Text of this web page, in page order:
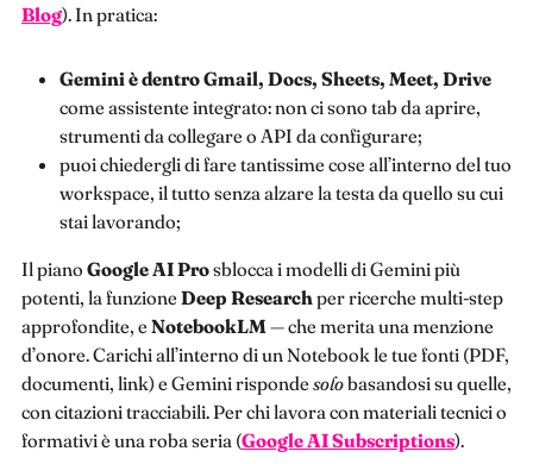
Blog). In pratica:
Gemini è dentro Gmail, Docs, Sheets, Meet, Drive
come assistente integrato: non ci sono tab da aprire,
strumenti da collegare o API da configurare;
puoi chiedergli di fare tantissime cose all’interno del tuo
workspace, il tutto senza alzare la testa da quello su cui
stai lavorando;
Il piano Google AI Prosblocca i modelli di Gemini più
potenti, la funzione Deep Research per ricerche multi-step
approfondite, e NotebookLM — che merita una menzione
d’onore. Carichi all’interno di un Notebook le tue fonti (PDF,
documenti, link) e Gemini risponde solobasandosi su quelle,
con citazioni tracciabili. Per chi lavora con materiali tecnici o
formativi è una roba seria (Google AI Subscriptions).